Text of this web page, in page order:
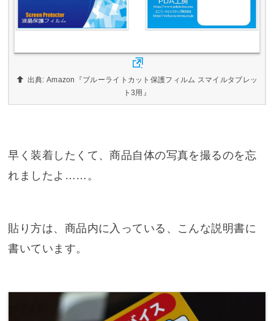
出典: Amazon『ブルーライトカット保護フィルム スマイルタブレッ
ト3用』
早く装着したくて、商品自体の写真を撮るのを忘
れましたよ……。
貼り方は、商品内に入っている、こんな説明書に
書いています。